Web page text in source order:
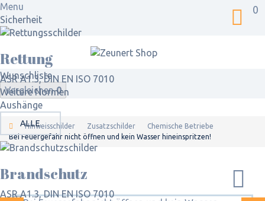
0
Menu
Sicherheit
Rettung
ASR A1.3, DIN EN ISO 7010
Weitere Normen
Aushänge
ALLE
Brandschutz
ASR A1.3, DIN EN ISO 7010
Wunschliste
Vergleichen0
Hinweisschilder Zusatzschilder
Chemische Betriebe
Bei Feuergefahr nicht öffnen und kein Wasser hineinspritzen!